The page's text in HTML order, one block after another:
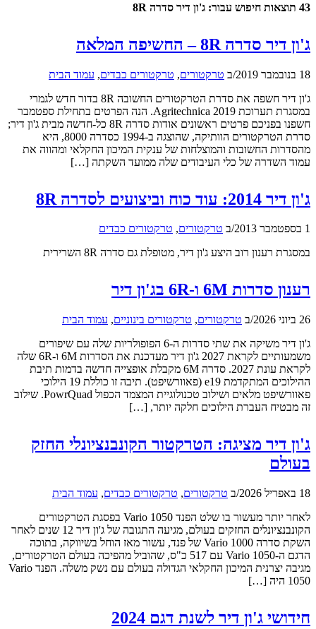
43 תוצאות חיפוש עבור: ג'ון דיר סדרה 8R
ג'ון דיר סדרה 8R – החשיפה המלאה
18 בנובמבר 2019 /ב טרקטורים, טרקטורים כבדים, עמוד הבית
ג'ון דיר חשפה את סדרת הטרקטורים החשובה 8R בדור חדש לגמרי
במסגרת תערוכת Agritechnica 2019. הנה הפרטים בתחילת ספטמבר
חשפנו בפניכם פרטים ראשונים אודות סדרה 8R כל-חדשה מבית ג'ון דיר;
סדרת הטרקטורים הוותיקה, שהוצגה ב-1994 כסדרה 8000, היא
מהסדרות החשובות והמוצלחות של ענקית המיכון החקלאי ומהווה את
עמוד השדרה של כלי העיבודים שלה ממועד השקתה […]
ג'ון דיר 2014: עוד כוח וביצועים לסדרה 8R
1 בספטמבר 2013 /ב טרקטורים, טרקטורים כבדים
במסגרת רענון רוב היצע ג'ון דיר, מטופלת גם סדרה 8R השרירית
רענון סדרות 6M ו-6R בג'ון דיר
26 ביוני 2026 /ב טרקטורים, טרקטורים בינוניים, עמוד הבית
ג'ון דיר משיקה את שתי סדרות ה-6 הפופולריות שלה עם שיפורים
משמעותיים לקראת 2027 ג'ון דיר מעדכנת את הסדרות 6M ו-6R שלה
לקראת עונת 2027. סדרה 6M מקבלת אופצייה חדשה בדמות תיבת
ההילוכים המתקדמת e19 (פאוורשיפט). תיבה זו כוללת 19 הילוכי
פאוורשיפט מלאים ושילוב טכנולוגיית המצמד הכפול PowrQuad. שילוב
זה מבטיח העברת הילוכים חלקה יותר, […]
ג'ון דיר מציגה: הטרקטור הקונבנציונלי החזק
בעולם
18 באפריל 2026 /ב טרקטורים, טרקטורים כבדים, עמוד הבית
לאחר יותר מעשור בו שלט הפנד Vario 1050 בפסגת הטרקטורים
הקונבנציונלים החזקים בעולם, מגיעה התגובה של ג'ון דיר 12 שנים לאחר
השקת סדרה Vario 1000 של פנד, עשור מאז הוחל בשיווקה, בתוכה
הדגם ה-Vario 1050 עם 517 כ"ס, שהוביל מהפיכה בעולם הטרקטורים,
מגיבה יצרנית המיכון החקלאי הגדולה בעולם עם נשק משלה. הפנד Vario
1050 היה […]
חידושי ג'ון דיר לשנת דגם 2024